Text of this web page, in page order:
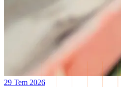
29 Tem 2026